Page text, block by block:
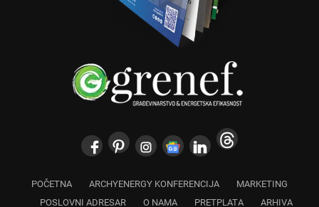
POČETNA ARCHYENERGY KONFERENCIJA
MARKETING
POSLOVNI ADRESAR
O NAMA PRETPLATA ARHIVA